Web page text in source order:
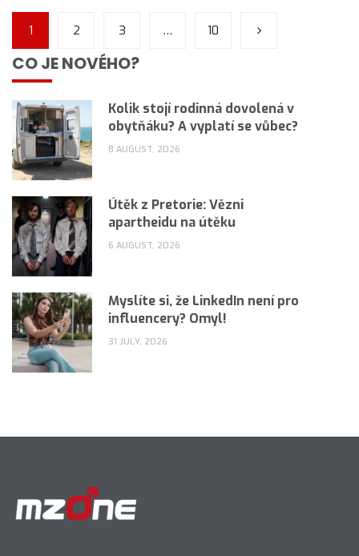
1 2 3 … 10
CO JE NOVÉHO?
Kolik stojí rodinná dovolená v
obytňáku? A vyplatí se vůbec?
8 AUGUST, 2026
Útěk z Pretorie: Vězni
apartheidu na útěku
6 AUGUST, 2026
Myslíte si, že LinkedIn není pro
influencery? Omyl!
31 JULY, 2026